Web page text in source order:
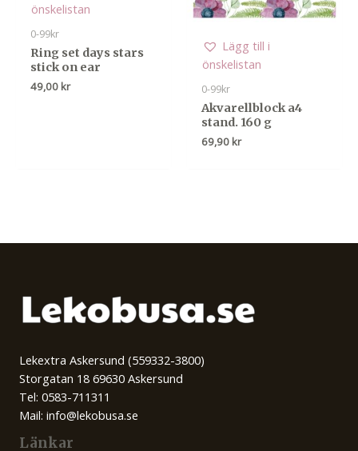
önskelistan
0-99kr
Ring set days stars
stick on ear
49,00 kr
Lägg till i
önskelistan
0-99kr
Akvarellblock a4
stand. 160 g
69,90 kr
Lekextra Askersund (559332-3800)
Storgatan 18 69630 Askersund
Tel: 0583-711311
Mail: info@lekobusa.se
Länkar